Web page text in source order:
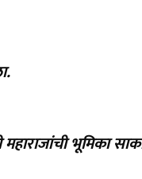
महाराजांची भूमिका